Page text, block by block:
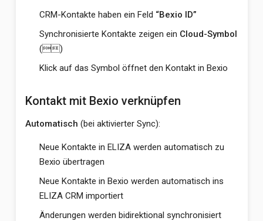
CRM-Kontakte haben ein Feld “Bexio ID”
Synchronisierte Kontakte zeigen ein Cloud-Symbol
()
Klick auf das Symbol öffnet den Kontakt in Bexio
Kontakt mit Bexio verknüpfen
Automatisch (bei aktivierter Sync):
Neue Kontakte in ELIZA werden automatisch zu
Bexio übertragen
Neue Kontakte in Bexio werden automatisch ins
ELIZA CRM importiert
Änderungen werden bidirektional synchronisiert